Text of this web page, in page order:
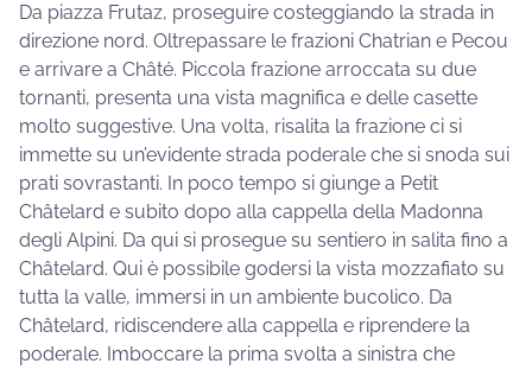
Da piazza Frutaz, proseguire costeggiando la strada in
direzione nord. Oltrepassare le frazioni Chatrian e Pecou
e arrivare a Châté. Piccola frazione arroccata su due
tornanti, presenta una vista magnifica e delle casette
molto suggestive. Una volta, risalita la frazione ci si
immette su un’evidente strada poderale che si snoda sui
prati sovrastanti. In poco tempo si giunge a Petit
Châtelard e subito dopo alla cappella della Madonna
degli Alpini. Da qui si prosegue su sentiero in salita fino a
Châtelard. Qui è possibile godersi la vista mozzafiato su
tutta la valle, immersi in un ambiente bucolico. Da
Châtelard, ridiscendere alla cappella e riprendere la
poderale. Imboccare la prima svolta a sinistra che